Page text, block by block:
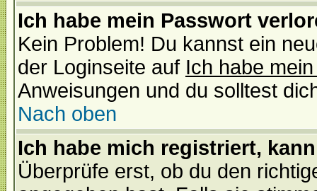
Ich habe mein Passwort
Kein Problem! Du kannst ein
der Loginseite auf Ich habe
Anweisungen und du solltest
Nach oben
Ich habe mich registriert,
Überprüfe erst, ob du den